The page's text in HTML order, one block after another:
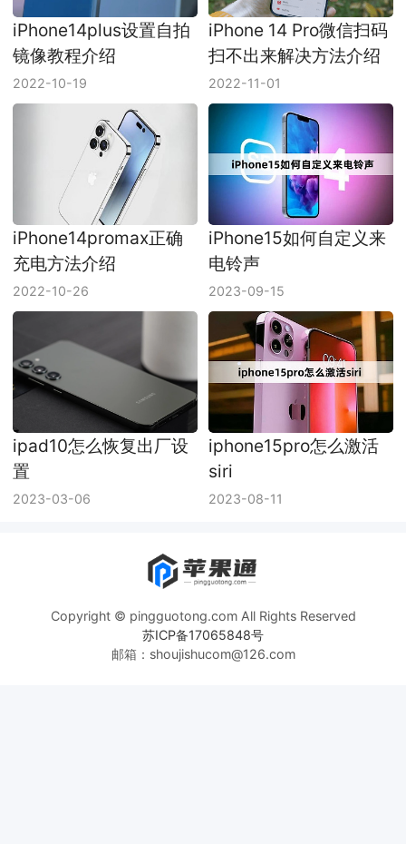
iPhone14plus设置自拍
镜像教程介绍
2022-10-19
iPhone 14 Pro微信扫码
扫不出来解决方法介绍
2022-11-01
iPhone14promax正确
充电方法介绍
2022-10-26
iPhone15如何自定义来
电铃声
2023-09-15
ipad10怎么恢复出厂设
置
2023-03-06
iphone15pro怎么激活
siri
苏ICP备17065848号
邮箱：shoujishucom@126.com